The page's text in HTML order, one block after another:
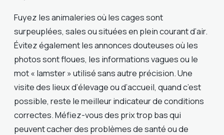
Fuyez les animaleries où les cages sont
surpeuplées, sales ou situées en plein courant d’air.
Évitez également les annonces douteuses où les
photos sont floues, les informations vagues ou le
mot « lamster » utilisé sans autre précision. Une
visite des lieux d’élevage ou d’accueil, quand c’est
possible, reste le meilleur indicateur de conditions
correctes. Méfiez-vous des prix trop bas qui
peuvent cacher des problèmes de santé ou de